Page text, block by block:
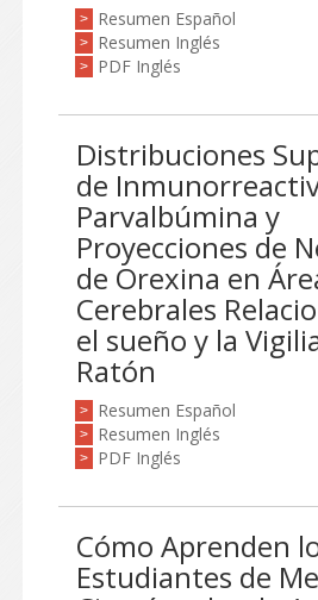
> Resumen Español
> Resumen Inglés
> PDF Inglés
Distribuciones
de
Parvalbúmina y
Proyecciones de
de Orexina en
Cerebrales
el sueño y la
Ratón
> Resumen Español
> Resumen Inglés
> PDF Inglés
Cómo Aprenden
Estudiantes de